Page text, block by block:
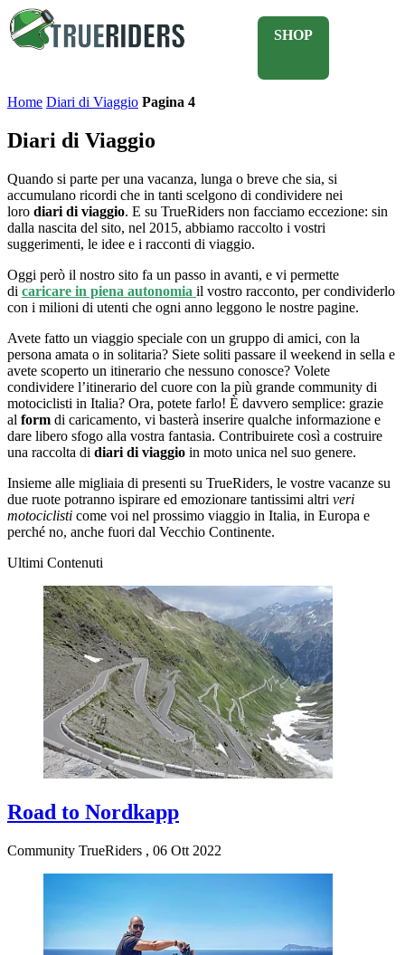
SHOP
Home Diari di Viaggio Pagina 4
Diari di Viaggio
Quando si parte per una vacanza, lunga o breve che sia, si
accumulano ricordi che in tanti scelgono di condividere nei
loro diari di viaggio. E su TrueRiders non facciamo eccezione: sin
dalla nascita del sito, nel 2015, abbiamo raccolto i vostri
suggerimenti, le idee e i racconti di viaggio.
Oggi però il nostro sito fa un passo in avanti, e vi permette
di caricare in piena autonomia il vostro racconto, per condividerlo
con i milioni di utenti che ogni anno leggono le nostre pagine.
Avete fatto un viaggio speciale con un gruppo di amici, con la
persona amata o in solitaria? Siete soliti passare il weekend in sella e
avete scoperto un itinerario che nessuno conosce? Volete
condividere l’itinerario del cuore con la più grande community di
motociclisti in Italia? Ora, potete farlo! È davvero semplice: grazie
al form di caricamento, vi basterà inserire qualche informazione e
dare libero sfogo alla vostra fantasia. Contribuirete così a costruire
una raccolta di diari di viaggio in moto unica nel suo genere.
Insieme alle migliaia di presenti su TrueRiders, le vostre vacanze su
due ruote potranno ispirare ed emozionare tantissimi altri veri
motociclisti come voi nel prossimo viaggio in Italia, in Europa e
perché no, anche fuori dal Vecchio Continente.
Ultimi Contenuti
Road to Nordkapp
Community TrueRiders , 06 Ott 2022